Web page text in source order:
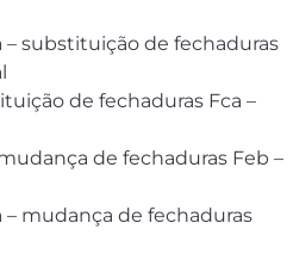
substituição de fechaduras
de fechaduras Fca –
de fechaduras Feb –
mudança de fechaduras